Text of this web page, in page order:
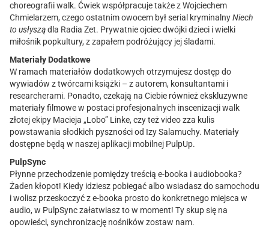
choreografii walk. Ćwiek współpracuje także z Wojciechem
Chmielarzem, czego ostatnim owocem był serial kryminalnyNiech
to usłysządla Radia Zet. Prywatnie ojciec dwójki dzieci i wielki
miłośnik popkultury, z zapałem podróżujący jej śladami.
Materiały Dodatkowe
W ramach materiałów dodatkowych otrzymujesz dostęp do
wywiadów z twórcami książki – z autorem, konsultantami i
researcherami. Ponadto, czekają na Ciebie również ekskluzywne
materiały filmowe w postaci profesjonalnych inscenizacji walk
złotej ekipy Macieja „Lobo” Linke, czy też video zza kulis
powstawania słodkich pyszności od Izy Salamuchy. Materiały
dostępne będą w naszej aplikacji mobilnej PulpUp.
PulpSync
Płynne przechodzenie pomiędzy treścią e-booka i audiobooka?
Żaden kłopot! Kiedy idziesz pobiegać albo wsiadasz do samochodu
i wolisz przeskoczyć z e-booka prosto do konkretnego miejsca w
audio, w PulpSync załatwiasz to w moment! Ty skup się na
opowieści, synchronizację nośników zostaw nam.